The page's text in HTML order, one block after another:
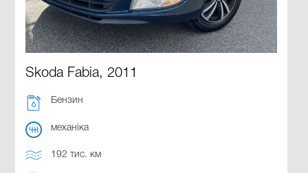
Skoda Fabia, 2011
Бензин
механіка
192 тис. км